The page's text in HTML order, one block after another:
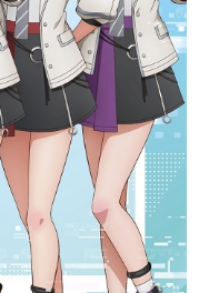
話数全12話キャスト
慎サラ・ダ・オディ
リヴィア・ド・ウー
・Oプリケツ：大地葉
茜愛崎ブレンダ：沼
：高田憂希閨春花：
：上田燿司タケオ：
：鳥海浩輔スタッフ
サラダボウル』
小学館「ガガガ文
クター原案：カント
さふみシリーズ構